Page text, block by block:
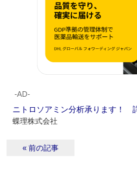
‐AD‐
ニトロソアミン分析承ります！
蝶理株式会社
« 前の記事